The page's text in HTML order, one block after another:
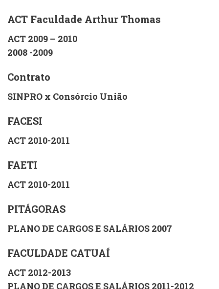
ACT Faculdade Arthur Thomas
ACT 2009 – 2010
2008 -2009
Contrato
SINPRO x Consórcio União
FACESI
ACT 2010-2011
FAETI
ACT 2010-2011
PITÁGORAS
PLANO DE CARGOS E SALÁRIOS 2007
FACULDADE CATUAÍ
ACT 2012-2013
PLANO DE CARGOS E SALÁRIOS 2011-2012